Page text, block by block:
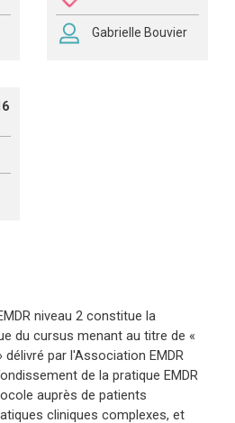
Gabrielle Bouvier
niveau 2 constitue la
du cursus menant au titre de «
délivré par l'Association EMDR
de la pratique EMDR
auprès de patients
cliniques complexes, et